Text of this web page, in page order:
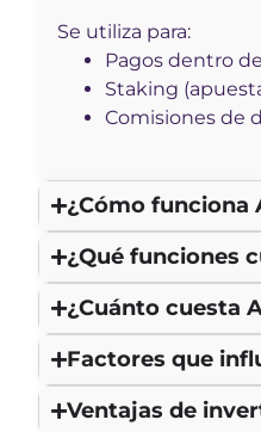
Se utiliza para:
Pagos dentro
Staking
Comisiones de
¿Cómo funciona
¿Qué funciones
¿Cuánto cuesta
Factores que
Ventajas de